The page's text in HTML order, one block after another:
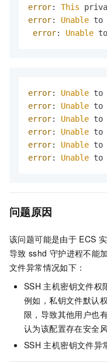
error: This
error: Unable to
error: Unable
error: Unable to
error: Unable to
error: Unable to
error: Unable to
error: Unable to
error: Unable to
问题原因
该问题可能是由于 ECS
导致 sshd 守护进程不能
文件异常情况如下：
SSH 主机密钥文件权
例如，私钥文件默认
限，导致其他用户也
认为该配置存在安全
SSH 主机密钥文件异